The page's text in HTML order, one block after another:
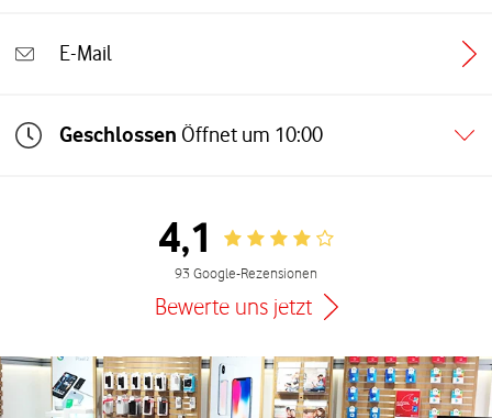
E-Mail
Geschlossen Öffnet um 10:00
4,1 Rating 4.1
93 Google-Rezensionen
Bewerte uns jetzt